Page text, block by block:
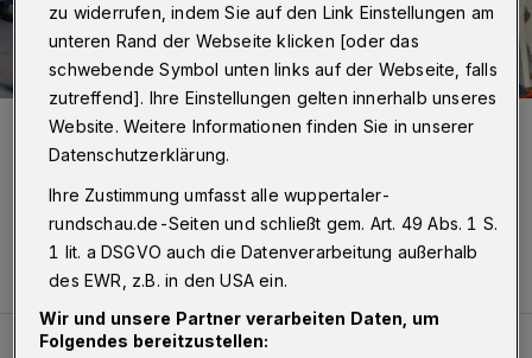
zu widerrufen, indem Sie auf den Link Einstellungen am
unteren Rand der Webseite klicken [oder das
schwebende Symbol unten links auf der Webseite, falls
zutreffend]. Ihre Einstellungen gelten innerhalb unseres
Website. Weitere Informationen finden Sie in unserer
Datenschutzerklärung.
Ihre Zustimmung umfasst alle wuppertaler-
rundschau.de-Seiten und schließt gem. Art. 49 Abs. 1 S.
1 lit. a DSGVO auch die Datenverarbeitung außerhalb
des EWR, z.B. in den USA ein.
Wir und unsere Partner verarbeiten Daten, um
Folgendes bereitzustellen: